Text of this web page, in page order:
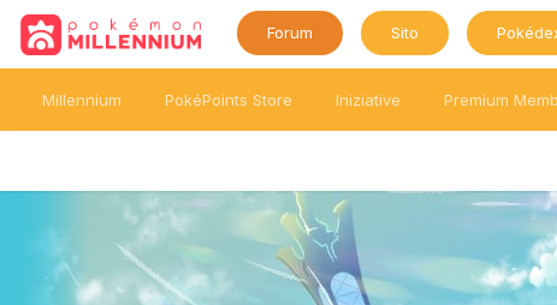
Forum Sito
Millennium PokéPoints Store Iniziative Premium